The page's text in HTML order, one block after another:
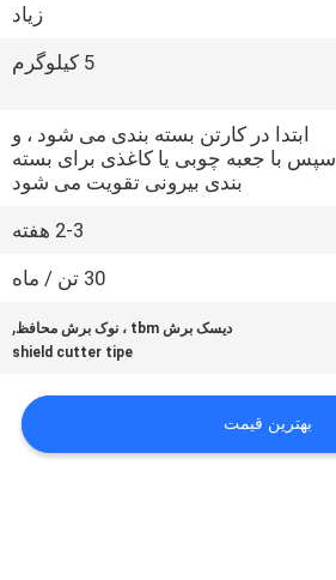
زیاد
5 کیلوگرم
ابتدا در کارتن بسته بندی می شود ، و
سپس با جعبه چوبی یا کاغذی برای بسته
بندی بیرونی تقویت می شود
2-3 هفته
30 تن / ماه
دیسک برش tbm ، نوک برش محافظ ,
shield cutter tipe
بهترین قیمت